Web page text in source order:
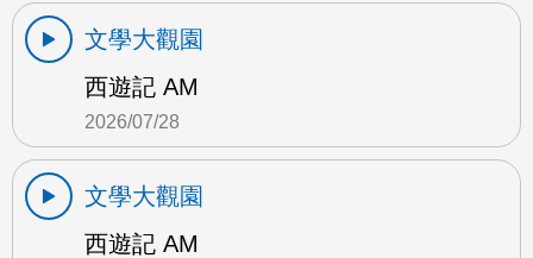
文學大觀園
西遊記 AM
2026/07/28
文學大觀園
西遊記 AM